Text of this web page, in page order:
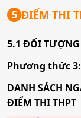
5 ĐIỂM THI
5.1 ĐỐI TƯỢNG
Phương thức 3:
DANH SÁCH
ĐIỂM THI THPT